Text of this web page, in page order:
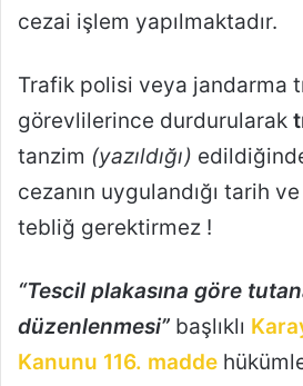
cezai işlem yapılmaktadır.
Trafik polisi veya jandarma
görevlilerince durdurularak
tanzim (yazıldığı)
cezanın uygulandığı tarih
tebliğ gerektirmez !
“Tescil plakasına göre
düzenlenmesi” başlıklı
Kanunu 116. madde